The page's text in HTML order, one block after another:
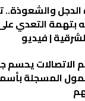
الدجل
بتهمة التعدي
| فيديو
الاتصالات
المسجلة